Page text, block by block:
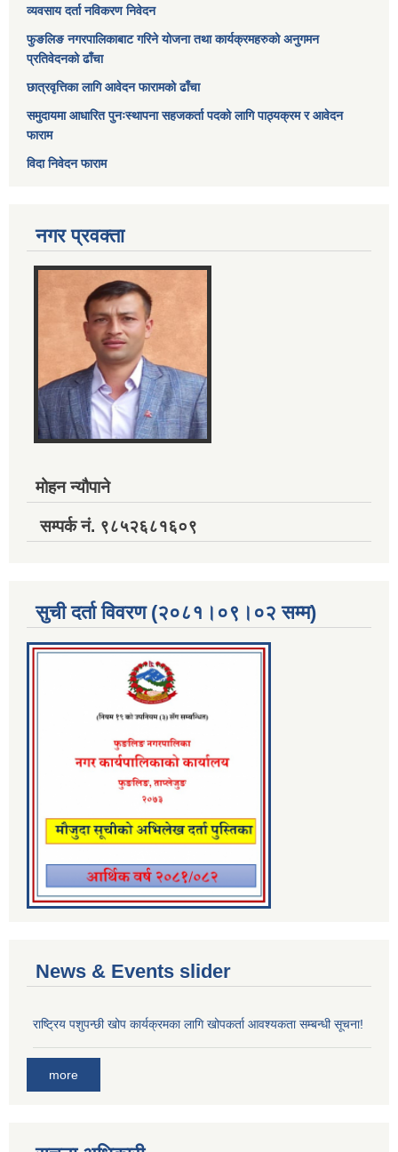
व्यवसाय दर्ता नविकरण निवेदन
फुङलिङ नगरपालिकाबाट गरिने योजना तथा कार्यक्रमहरुको अनुगमन
प्रतिवेदनको ढाँचा
छात्रवृत्तिका लागि आवेदन फारामको ढाँचा
समुदायमा आधारित पुनःस्थापना सहजकर्ता पदको लागि पाठ्यक्रम र आवेदन
फाराम
विदा निवेदन फाराम
नगर प्रवक्ता
मोहन न्यौपाने
सम्पर्क नं. ९८५२६८१६०९
सुची दर्ता विवरण (२०८१।०९।०२ सम्म)
News & Events slider
राष्ट्रिय पशुपन्छी खोप कार्यक्रमका लागि खोपकर्ता आवश्यकता सम्बन्धी सूचना!
more